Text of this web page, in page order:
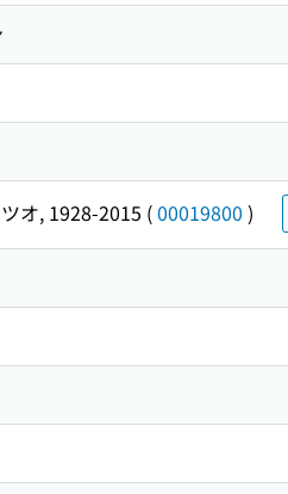
オ, 1928-2015 (00019800 )